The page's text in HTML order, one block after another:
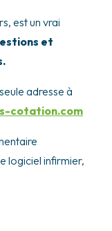
est un vrai
et
adresse à
cotation.com
logiciel infirmier,